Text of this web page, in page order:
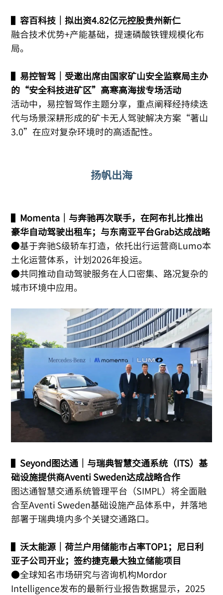
▌容百科技｜拟出资4.82亿元控股贵州新仁
融合技术优势+产能基础，提速磷酸铁锂规模化布
局。
▌易控智驾｜受邀出席由国家矿山安全监察局主办
的“安全科技进矿区”高寒高海拔专场活动
活动中，易控智驾作主题分享，重点阐释经持续迭
代与场景深耕形成的矿卡无人驾驶解决方案“著山
3.0”在应对复杂环境时的高适配性。
扬帆出海
▌ Momenta｜与奔驰再次联手，在阿布扎比推出
豪华自动驾驶出租车；与东南亚平台Grab达成战略
●基于奔驰S级轿车打造，依托出行运营商Lumo本
土化运营体系，计划2026年投运。
●共同推动自动驾驶服务在人口密集、路况复杂的
城市环境中应用。
▌ Seyond图达通｜与瑞典智慧交通系统（ITS）基
础设施提供商Aventi Sweden达成战略合作
图达通智慧交通系统管理平台（SIMPL）将全面融
合至Aventi Sweden基础设施产品体系中，并落地
部署于瑞典境内多个关键交通路口。
▌沃太能源｜荷兰户用储能市占率TOP1；尼日利
亚子公司开业；签约捷克最大独立储能项目
●全球知名市场研究与咨询机构Mordor
Intelligence发布的最新行业报告数据显示，2025